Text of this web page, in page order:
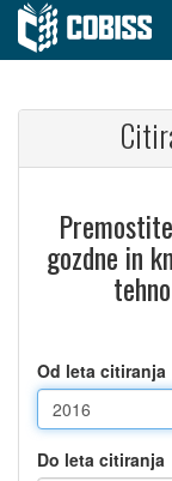
gozdne in
Od leta citiranja
Do leta citiranja